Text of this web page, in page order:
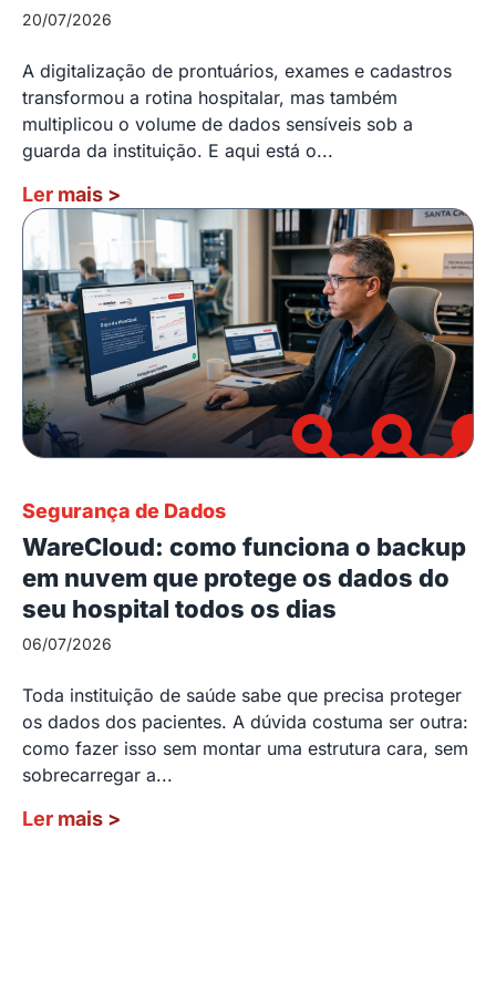
20/07/2026
A digitalização de prontuários, exames e cadastros
transformou a rotina hospitalar, mas também
multiplicou o volume de dados sensíveis sob a
guarda da instituição. E aqui está o...
Ler mais >
Segurança de Dados
WareCloud: como funciona o backup
em nuvem que protege os dados do
seu hospital todos os dias
06/07/2026
Toda instituição de saúde sabe que precisa proteger
os dados dos pacientes. A dúvida costuma ser outra:
como fazer isso sem montar uma estrutura cara, sem
sobrecarregar a...
Ler mais >